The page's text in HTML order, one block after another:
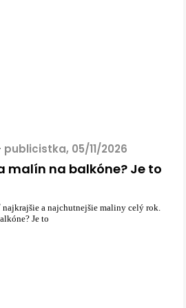
05/11/2026
malín na balkóne? Je to
a najchutnejšie maliny celý rok.
Je to